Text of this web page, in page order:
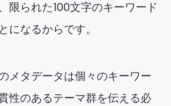
限られた100文字のキーワード
になるからです。
メタデータは個々のキーワー
性のあるテーマ群を伝える必